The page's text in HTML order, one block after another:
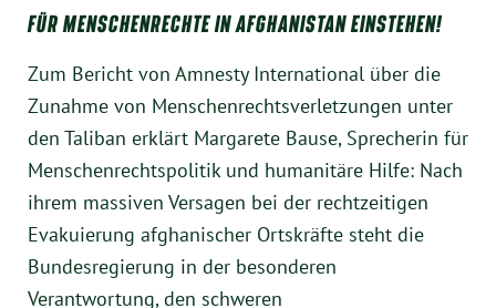
FÜR MENSCHENRECHTE IN AFGHANISTAN EINSTEHEN!
Zum Bericht von Amnesty International über die
Zunahme von Menschenrechtsverletzungen unter
den Taliban erklärt Margarete Bause, Sprecherin für
Menschenrechtspolitik und humanitäre Hilfe: Nach
ihrem massiven Versagen bei der rechtzeitigen
Evakuierung afghanischer Ortskräfte steht die
Bundesregierung in der besonderen
Verantwortung, den schweren